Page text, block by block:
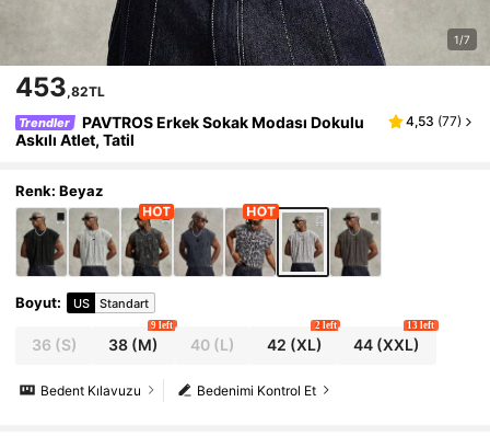
1/7
453,82TL
Trendler
PAVTROS Erkek Sokak Modası Dokulu
Askılı Atlet, Tatil
4,53 (77)
Renk: Beyaz
Boyut: US Standart
36 (S) 38 (M)
9 left
40(L) 42 (XL)
2 left
44 (XXL)
13 left
Bedenimi Kontrol Et
Bedent Kılavuzu